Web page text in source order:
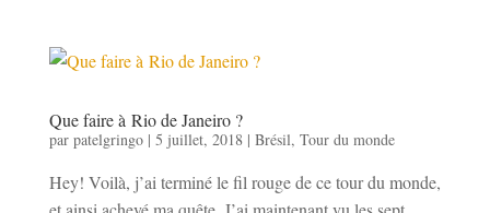
Que faire à Rio de Janeiro ?
par patelgringo| 5 juillet, 2018| Brésil, Tour du monde
Hey! Voilà, j’ai terminé le fil rouge de ce tour du monde,